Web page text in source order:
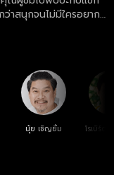
าสนุกจนไม่มีใครอยาก
นการณ์หรือภารกิจที่
นุ้ย เชิญยิ้ม โรเบิร์ต